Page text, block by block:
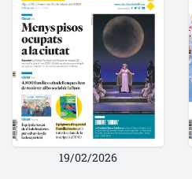
19/02/2026